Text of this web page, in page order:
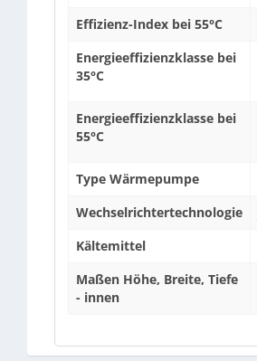
Effizienz-Index bei 55°C
Energieeffizienzklasse bei
35°C
Energieeffizienzklasse bei
55°C
Type Wärmepumpe
Wechselrichtertechnologie
Kältemittel
Maßen Höhe, Breite, Tiefe
- innen